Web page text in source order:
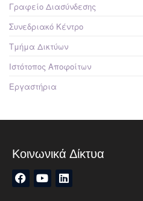
Γραφείο Διασύνδεσης
Συνεδριακό Κέντρο
Τμήμα Δικτύων
Ιστότοπος Αποφοίτων
Εργαστήρια
Κοινωνικά Δίκτυα